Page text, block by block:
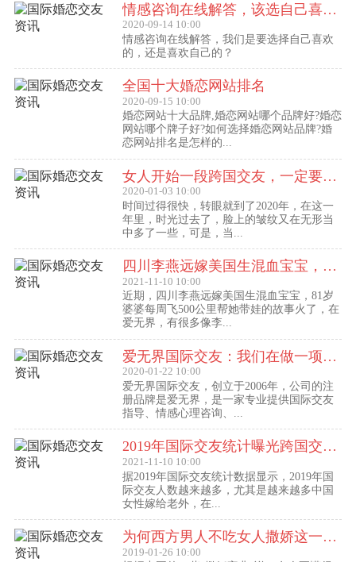
情感咨询在线解答，该选自己喜欢的,还是喜欢自己的？
2020-09-14 10:00
情感咨询在线解答，我们是要选择自己喜欢
的，还是喜欢自己的？
全国十大婚恋网站排名
2020-09-15 10:00
婚恋网站十大品牌,婚恋网站哪个品牌好?婚恋
网站哪个牌子好?如何选择婚恋网站品牌?婚
恋网站排名是怎样的...
女人开始一段跨国交友，一定要问自己这几个问题
2020-01-03 10:00
时间过得很快，转眼就到了2020年，在这一
年里，时光过去了，脸上的皱纹又在无形当
中多了一些，可是，当...
四川李燕远嫁美国生混血宝宝，这些跨国交友的真实故事可能你还没听过！
2021-11-10 10:00
近期，四川李燕远嫁美国生混血宝宝，81岁
婆婆每周飞500公里帮她带娃的故事火了，在
爱无界，有很多像李...
爱无界国际交友：我们在做一项关于女人幸福的事业
2020-01-22 10:00
爱无界国际交友，创立于2006年，公司的注
册品牌是爱无界，是一家专业提供国际交友
指导、情感心理咨询、...
2019年国际交友统计曝光跨国交友惊人内幕：女性嫁给老外比男士娶外国老婆数量更多
2021-11-10 10:00
据2019年国际交友统计数据显示，2019年国
际交友人数越来越多，尤其是越来越多中国
女性嫁给老外，在...
为何西方男人不吃女人撒娇这一套？
2019-01-26 10:00